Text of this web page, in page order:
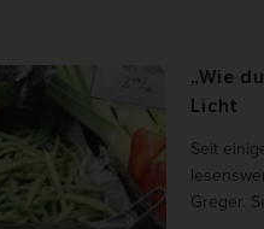
„Wie
Licht
Seit
Greger.